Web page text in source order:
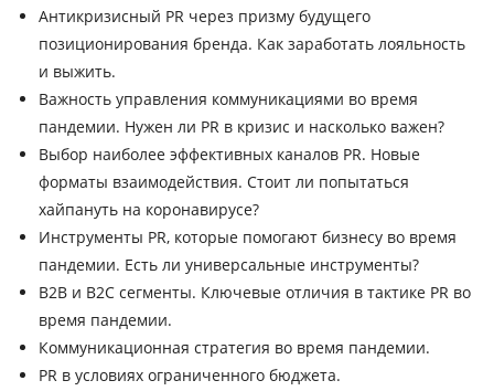
Антикризисный PR через призму будущего
позиционирования бренда. Как заработать лояльность
и выжить.
Важность управления коммуникациями во время
пандемии. Нужен ли PR в кризис и насколько важен?
Выбор наиболее эффективных каналов PR. Новые
форматы взаимодействия. Стоит ли попытаться
хайпануть на коронавирусе?
Инструменты PR, которые помогают бизнесу во время
пандемии. Есть ли универсальные инструменты?
B2B и B2C сегменты. Ключевые отличия в тактике PR во
время пандемии.
Коммуникационная стратегия во время пандемии.
PR в условиях ограниченного бюджета.